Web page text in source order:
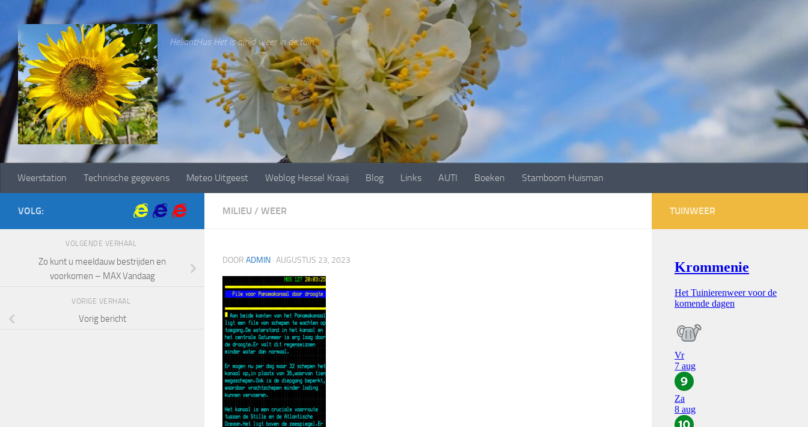
Doorgaan naar inhoud
HeliantHus Het is altijd weer in de tuin.
Weerstation Technische gegevens Meteo Uitgeest Weblog Hessel Kraaij Blog Links AUTI Boeken Stamboom Huisman
MILIEU / WEER
DOOR ADMIN · AUGUSTUS 23, 2023
VOLG:
VOLGENDE VERHAAL
Zo kunt u meeldauw bestrijden en
voorkomen – MAX Vandaag
VORIGE VERHAAL
Vorig bericht
TUINWEER